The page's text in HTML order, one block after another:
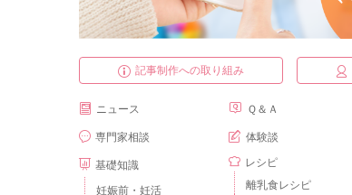
記事制作への取り組み
ニュース
専門家相談
基礎知識
妊娠前・妊活
Ｑ＆Ａ
体験談
レシピ
離乳食レシピ